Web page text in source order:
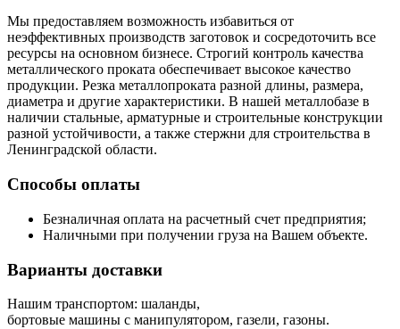
Мы предоставляем возможность избавиться от
неэффективных производств заготовок и сосредоточить все
ресурсы на основном бизнесе. Строгий контроль качества
металлического проката обеспечивает высокое качество
продукции. Резка металлопроката разной длины, размера,
диаметра и другие характеристики. В нашей металлобазе в
наличии стальные, арматурные и строительные конструкции
разной устойчивости, а также стержни для строительства в
Ленинградской области.
Способы оплаты
Безналичная оплата на расчетный счет предприятия;
Наличными при получении груза на Вашем объекте.
Варианты доставки
Нашим транспортом: шаланды,
бортовые машины с манипулятором, газели, газоны.